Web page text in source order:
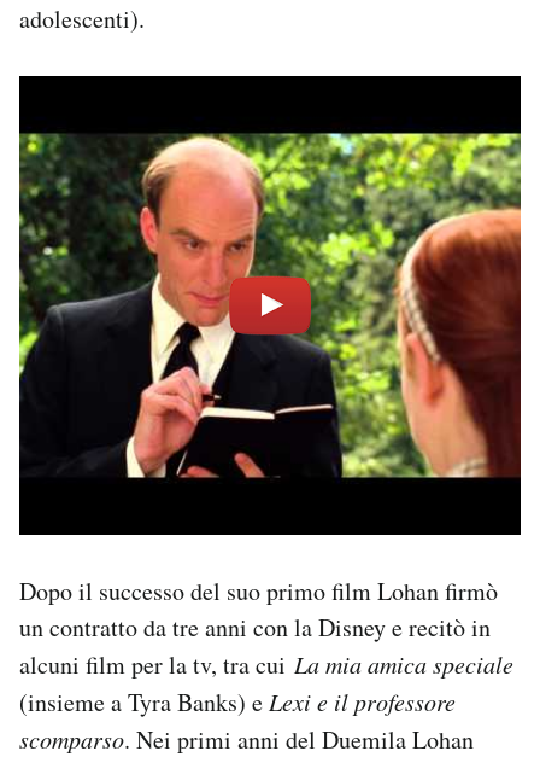
adolescenti).
Dopo il successo del suo primo film Lohan firmò
un contratto da tre anni con la Disney e recitò in
alcuni film per la tv, tra cui La mia amica speciale
(insieme a Tyra Banks) e Lexi e il professore
scomparso. Nei primi anni del Duemila Lohan